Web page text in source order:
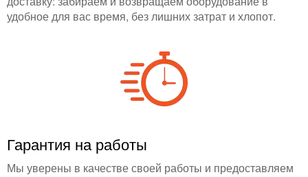
удобное для вас время, без лишних затрат и хлопот.
Гарантия на работы
Мы уверены в качестве своей работы и предоставляем